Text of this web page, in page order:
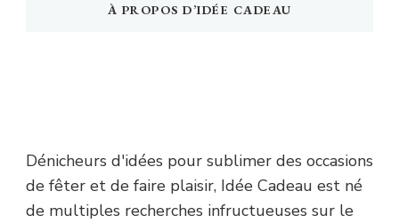
À PROPOS D’IDÉE CADEAU
Dénicheurs d'idées pour sublimer des occasions
de fêter et de faire plaisir, Idée Cadeau est né
de multiples recherches infructueuses sur le